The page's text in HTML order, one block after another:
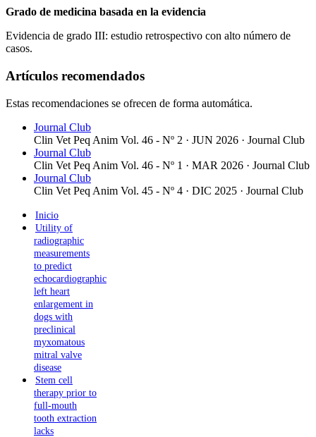
Grado de medicina basada en la evidencia
Evidencia de grado III: estudio retrospectivo con alto número de
casos.
Artículos recomendados
Estas recomendaciones se ofrecen de forma automática.
Journal Club
Clin Vet Peq Anim Vol. 46 - Nº 2 · JUN 2026 · Journal Club
Journal Club
Clin Vet Peq Anim Vol. 46 - Nº 1 · MAR 2026 · Journal Club
Journal Club
Clin Vet Peq Anim Vol. 45 - Nº 4 · DIC 2025 · Journal Club
Inicio
Utility of
radiographic
measurements
to predict
echocardiographic
left heart
enlargement in
dogs with
preclinical
myxomatous
mitral valve
disease
Stem cell
therapy prior to
full-mouth
tooth extraction
lacks